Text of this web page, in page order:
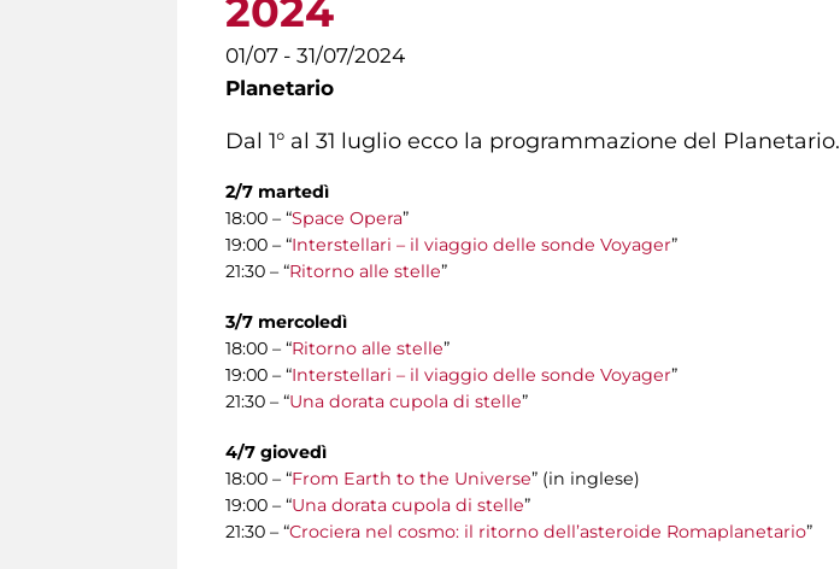
2024
01/07 - 31/07/2024
Planetario
Dal 1° al 31 luglio ecco la programmazione del Planetario.
2/7 martedì
18:00 – “Space Opera”
19:00 – “Interstellari – il viaggio delle sonde Voyager”
21:30 – “Ritorno alle stelle”
3/7 mercoledì
18:00 – “Ritorno alle stelle”
19:00 – “Interstellari – il viaggio delle sonde Voyager”
21:30 – “Una dorata cupola di stelle”
4/7 giovedì
18:00 – “From Earth to the Universe” (in inglese)
19:00 – “Una dorata cupola di stelle”
21:30 – “Crociera nel cosmo: il ritorno dell’asteroide Romaplanetario”